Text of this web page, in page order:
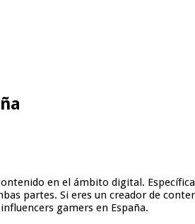
en el ámbito digital.
partes. Si eres un creador de
gamers en España.